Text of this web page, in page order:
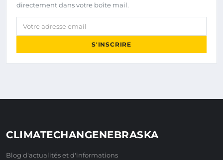
directement dans votre boîte mail.
Votre adresse email
S'INSCRIRE
CLIMATECHANGENEBRASKA
Blog d'actualités et d'informations